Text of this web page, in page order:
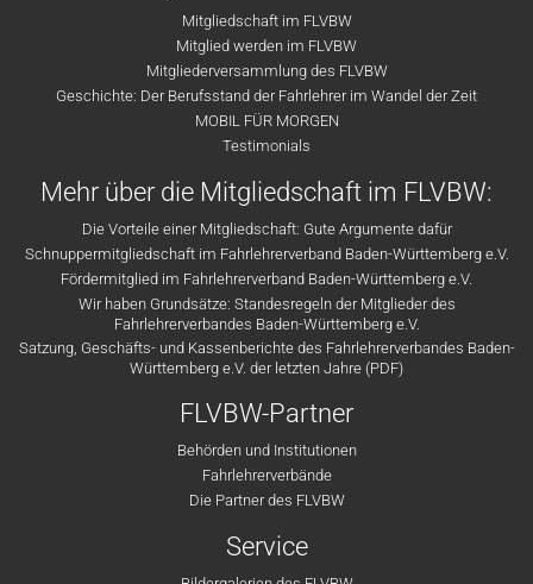
Mitgliedschaft im FLVBW
Mitglied werden im FLVBW
Mitgliederversammlung des FLVBW
Geschichte: Der Berufsstand der Fahrlehrer im Wandel der Zeit
MOBIL FÜR MORGEN
Testimonials
Mehr über die Mitgliedschaft im FLVBW:
Die Vorteile einer Mitgliedschaft: Gute Argumente dafür
Schnuppermitgliedschaft im Fahrlehrerverband Baden-Württemberg e.V.
Fördermitglied im Fahrlehrerverband Baden-Württemberg e.V.
Wir haben Grundsätze: Standesregeln der Mitglieder des
Fahrlehrerverbandes Baden-Württemberg e.V.
Satzung, Geschäfts- und Kassenberichte des Fahrlehrerverbandes Baden-
Württemberg e.V. der letzten Jahre (PDF)
FLVBW-Partner
Behörden und Institutionen
Fahrlehrerverbände
Die Partner des FLVBW
Service